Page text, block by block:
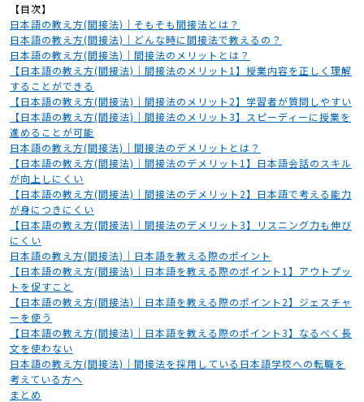
【目次】
日本語の教え方(間接法)｜そもそも間接法とは？
日本語の教え方(間接法)｜どんな時に間接法で教えるの？
日本語の教え方(間接法)｜間接法のメリットとは？
【日本語の教え方(間接法)｜間接法のメリット1】授業内容を正しく理解
することができる
【日本語の教え方(間接法)｜間接法のメリット2】学習者が質問しやすい
【日本語の教え方(間接法)｜間接法のメリット3】スピーディーに授業を
進めることが可能
日本語の教え方(間接法)｜間接法のデメリットとは？
【日本語の教え方(間接法)｜間接法のデメリット1】日本語会話のスキル
が向上しにくい
【日本語の教え方(間接法)｜間接法のデメリット2】日本語で考える能力
が身につきにくい
【日本語の教え方(間接法)｜間接法のデメリット3】リスニング力も伸び
にくい
日本語の教え方(間接法)｜日本語を教える際のポイント
【日本語の教え方(間接法)｜日本語を教える際のポイント1】アウトプッ
トを促すこと
【日本語の教え方(間接法)｜日本語を教える際のポイント2】ジェスチャ
ーを使う
【日本語の教え方(間接法)｜日本語を教える際のポイント3】なるべく長
文を使わない
日本語の教え方(間接法)｜間接法を採用している日本語学校への転職を
考えている方へ
まとめ